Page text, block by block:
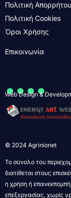
Πολιτική Απορρήτου
Πολιτική Cookies
Όροι Χρήσης
Επικοινωνία
....
Web Design &
© 2024 Agrinionet
Το σύνολο του
διατίθεται στους
η χρήση ή
επεξεργασίας, χωρίς